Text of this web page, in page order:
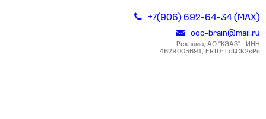
+7(906) 692-64-34 (MAX)
ooo-brain@mail.ru
Реклама, АО "КЭАЗ" , ИНН
4629003691, ERID: LdtCK2sPs